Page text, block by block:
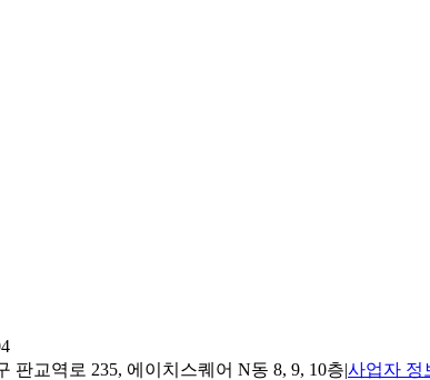
판교역로 235, 에이치스퀘어 N동 8, 9, 10층|사업자 정